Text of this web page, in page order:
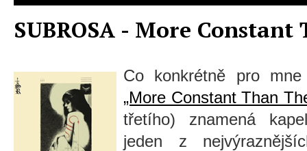
SUBROSA - More Constant
Co konkrétně pro
„More Constant Than
třetího) znamená
jeden z